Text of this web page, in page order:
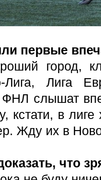
первые
город,
Лига, Лига
слышат
кстати, в
Жду их в
что